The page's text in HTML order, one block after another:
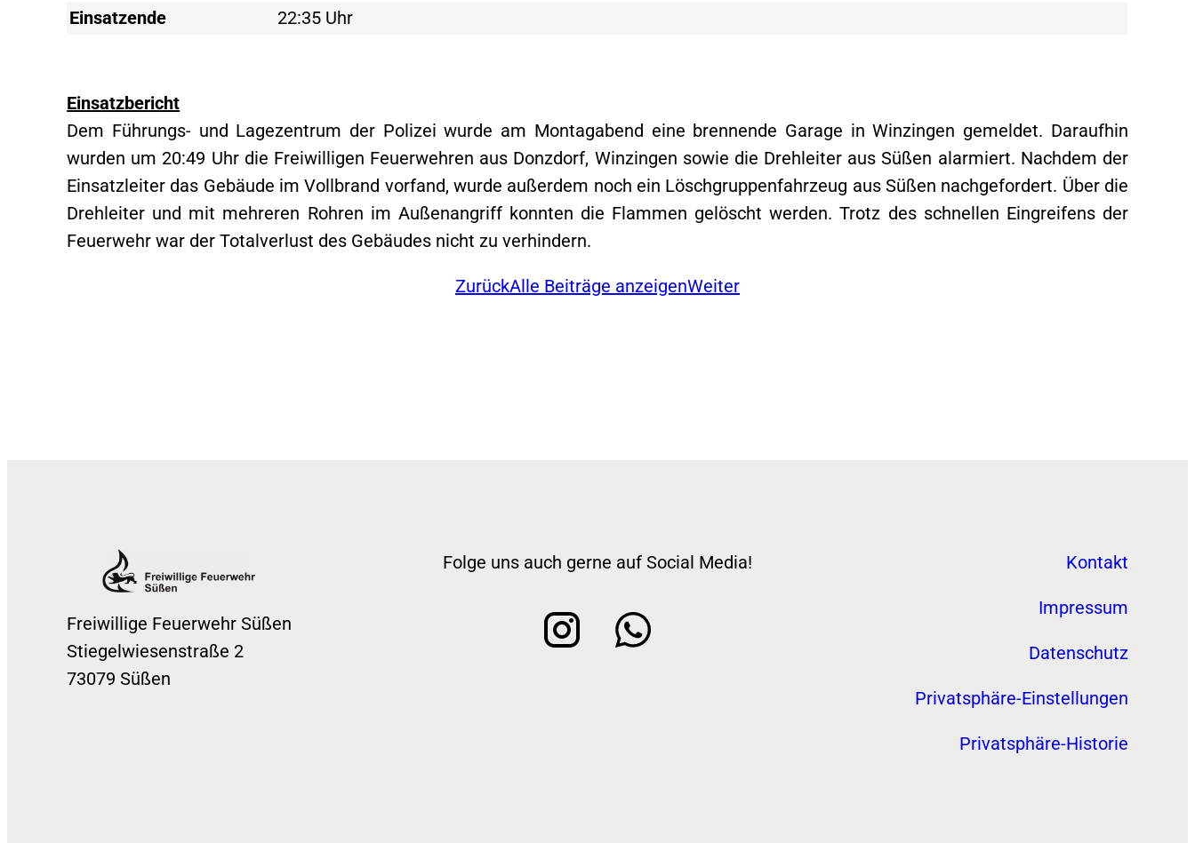
Einsatzende 22:35 Uhr
Einsatzbericht
Dem Führungs- und Lagezentrum der Polizei wurde am Montagabend eine brennende Garage in Winzingen gemeldet. Daraufhin
wurden um 20:49 Uhr die Freiwilligen Feuerwehren aus Donzdorf, Winzingen sowie die Drehleiter aus Süßen alarmiert. Nachdem der
Einsatzleiter das Gebäude im Vollbrand vorfand, wurde außerdem noch ein Löschgruppenfahrzeug aus Süßen nachgefordert. Über die
Drehleiter und mit mehreren Rohren im Außenangriff konnten die Flammen gelöscht werden. Trotz des schnellen Eingreifens der
Feuerwehr war der Totalverlust des Gebäudes nicht zu verhindern.
ZurückAlle Beiträge anzeigenWeiter
Freiwillige Feuerwehr Süßen
Stiegelwiesenstraße 2
73079 Süßen
Folge uns auch gerne auf Social Media! Kontakt
Impressum
Datenschutz
Privatsphäre-Einstellungen
Privatsphäre-Historie